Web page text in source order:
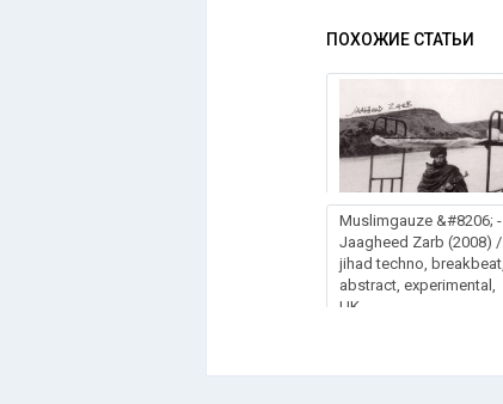
ПОХОЖИЕ СТАТЬИ
Muslimgauze &#8206; -
Jaagheed Zarb (2008) /
jihad techno, breakbeat,
abstract, experimental,
UK